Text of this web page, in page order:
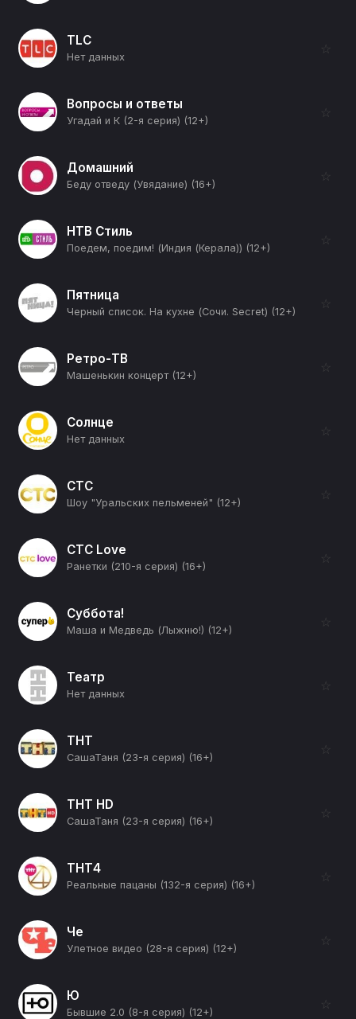
TLC
Нет данных
☆
Вопросы и ответы
Угадай и К (2-я серия) (12+)
☆
Домашний
Беду отведу (Увядание) (16+)
☆
НТВ Стиль
Поедем, поедим! (Индия (Керала)) (12+)
☆
Пятница
Черный список. На кухне (Сочи. Secret) (12+)
☆
Ретро-ТВ
Машенькин концерт (12+)
☆
Солнце
Нет данных
☆
СТС
Шоу "Уральских пельменей" (12+)
☆
СТС Love
Ранетки (210-я серия) (16+)
☆
Суббота!
Маша и Медведь (Лыжню!) (12+)
☆
Театр
Нет данных
☆
ТНТ
СашаТаня (23-я серия) (16+)
☆
ТНТ HD
СашаТаня (23-я серия) (16+)
☆
ТНТ4
Реальные пацаны (132-я серия) (16+)
☆
Че
Улетное видео (28-я серия) (12+)
☆
Ю
Бывшие 2.0 (8-я серия) (12+)
☆